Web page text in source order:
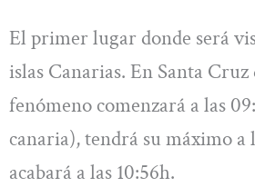
El primer lugar donde será
islas Canarias. En Santa
fenómeno comenzará a las
canaria), tendrá su máximo a
acabará a las 10:56h.